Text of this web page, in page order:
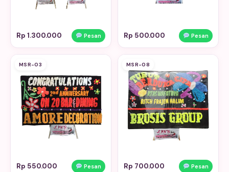
Rp 1.300.000 Pesan Rp 500.000 Pesan
MSR-03
Rp 550.000 Pesan
MSR-08
Rp 700.000 Pesan